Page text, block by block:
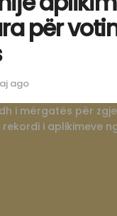
për
ago